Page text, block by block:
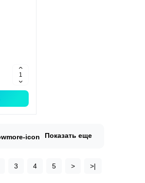
Показать еще
3 4 5 > >|